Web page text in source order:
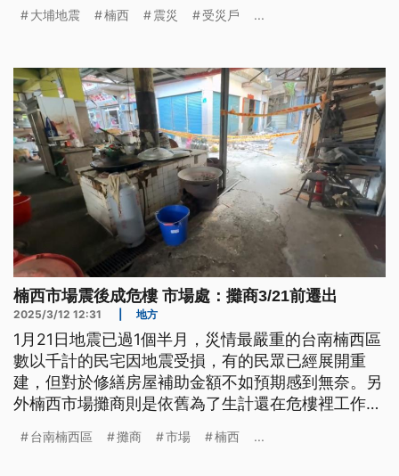
大埔地震 楠西 震災 受災戶 ...
楠西市場震後成危樓 市場處：攤商3/21前遷出
2025/3/12 12:31 地方
1月21日地震已過1個半月，災情最嚴重的台南楠西區
數以千計的民宅因地震受損，有的民眾已經展開重
建，但對於修繕房屋補助金額不如預期感到無奈。另
外楠西市場攤商則是依舊為了生計還在危樓裡工作，
台南楠西區 攤商 市場 楠西 ...